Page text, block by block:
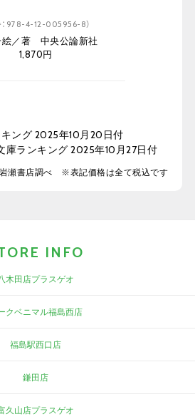
：978-4-12-005956-8）
絵／著 中央公論新社
1,870円
ング 2025年10月20日付
庫ランキング 2025年10月27日付
瀬書店調べ ※表記価格は全て税込です
INFO
木田店プラスゲオ
クベニマル福島西店
福島駅西口店
鎌田店
久山店プラスゲオ